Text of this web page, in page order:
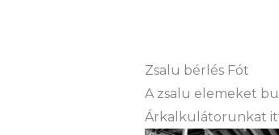
Zsalu bérlés Fót
A zsalu elemeket
Árkalkulátorunkat